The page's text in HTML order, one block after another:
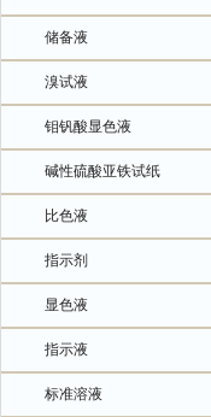
储备液
溴试液
钼钒酸显色液
碱性硫酸亚铁试纸
比色液
指示剂
显色液
指示液
标准溶液